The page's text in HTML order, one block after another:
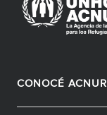
CONOCÉ ACNUR